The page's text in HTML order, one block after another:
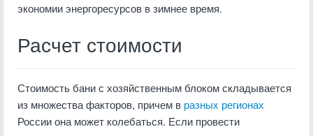
экономии энергоресурсов в зимнее время.
Расчет стоимости
Стоимость бани с хозяйственным блоком складывается
из множества факторов, причем в разных регионах
России она может колебаться. Если провести